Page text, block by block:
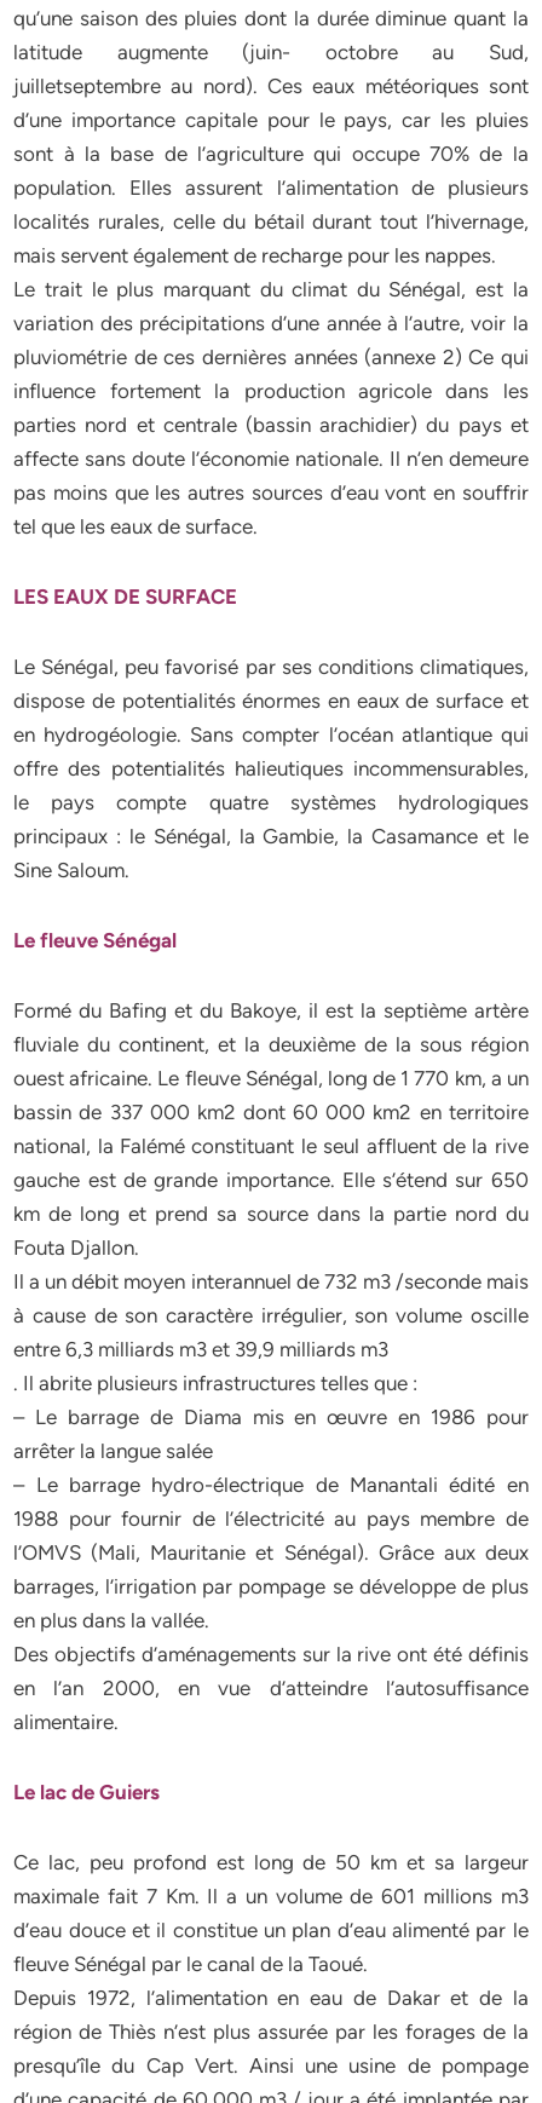
qu’une saison des pluies dont la durée diminue quant la
latitude augmente (juin- octobre au Sud,
juilletseptembre au nord). Ces eaux météoriques sont
d’une importance capitale pour le pays, car les pluies
sont à la base de l’agriculture qui occupe 70% de la
population. Elles assurent l’alimentation de plusieurs
localités rurales, celle du bétail durant tout l’hivernage,
mais servent également de recharge pour les nappes.
Le trait le plus marquant du climat du Sénégal, est la
variation des précipitations d’une année à l’autre, voir la
pluviométrie de ces dernières années (annexe 2) Ce qui
influence fortement la production agricole dans les
parties nord et centrale (bassin arachidier) du pays et
affecte sans doute l’économie nationale. Il n’en demeure
pas moins que les autres sources d’eau vont en souffrir
tel que les eaux de surface.
LES EAUX DE SURFACE
Le Sénégal, peu favorisé par ses conditions climatiques,
dispose de potentialités énormes en eaux de surface et
en hydrogéologie. Sans compter l’océan atlantique qui
offre des potentialités halieutiques incommensurables,
le pays compte quatre systèmes hydrologiques
principaux : le Sénégal, la Gambie, la Casamance et le
Sine Saloum.
Le fleuve Sénégal
Formé du Bafing et du Bakoye, il est la septième artère
fluviale du continent, et la deuxième de la sous région
ouest africaine. Le fleuve Sénégal, long de 1 770 km, a un
bassin de 337 000 km2 dont 60 000 km2 en territoire
national, la Falémé constituant le seul affluent de la rive
gauche est de grande importance. Elle s’étend sur 650
km de long et prend sa source dans la partie nord du
Fouta Djallon.
Il a un débit moyen interannuel de 732 m3 /seconde mais
à cause de son caractère irrégulier, son volume oscille
entre 6,3 milliards m3 et 39,9 milliards m3
. Il abrite plusieurs infrastructures telles que :
– Le barrage de Diama mis en œuvre en 1986 pour
arrêter la langue salée
– Le barrage hydro-électrique de Manantali édité en
1988 pour fournir de l’électricité au pays membre de
l’OMVS (Mali, Mauritanie et Sénégal). Grâce aux deux
barrages, l’irrigation par pompage se développe de plus
en plus dans la vallée.
Des objectifs d’aménagements sur la rive ont été définis
en l’an 2000, en vue d’atteindre l’autosuffisance
alimentaire.
Le lac de Guiers
Ce lac, peu profond est long de 50 km et sa largeur
maximale fait 7 Km. Il a un volume de 601 millions m3
d’eau douce et il constitue un plan d’eau alimenté par le
fleuve Sénégal par le canal de la Taoué.
Depuis 1972, l’alimentation en eau de Dakar et de la
région de Thiès n’est plus assurée par les forages de la
presqu’île du Cap Vert. Ainsi une usine de pompage